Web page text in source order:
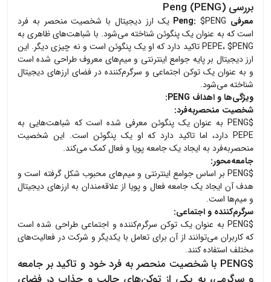
بررسی Peng (PENG)
معرفی Peng:
$PENG یک ارز دیجیتال با شخصیت منحصر به فرد
است که به عنوان یک پنگوئن شناخته می‌شود. با شباهت‌های ظاهری به
PEPE، $PENG تاکید دارد که او یک پنگوئن است و نه چیزی دیگر. این
ارز دیجیتال بر پایه جوامع اینترنتی و میم‌های معروف طراحی شده است
و به عنوان یک توکن اجتماعی و سرگرم‌کننده در فضای ارزهای دیجیتال
شناخته می‌شود.
ویژگی‌ها و اهداف PENG:
شخصیت منحصربه‌فرد:
$PENG به عنوان یک پنگوئن معرفی شده است که شباهت‌هایی به
PEPE دارد، اما تاکید دارد که او یک پنگوئن است. این شخصیت
منحصربه‌فرد به ایجاد یک جامعه پویا و فعال کمک می‌کند.
جامعه‌محور:
$PENG بر اساس جوامع اینترنتی و میم‌های محبوب شکل گرفته است و
هدف آن ایجاد یک جامعه فعال و پویا از علاقه‌مندان به ارزهای دیجیتال
و میم‌ها است.
سرگرم‌کننده و اجتماعی:
$PENG به عنوان یک توکن سرگرم‌کننده و اجتماعی طراحی شده است
که کاربران می‌توانند از آن برای تعامل با یکدیگر و شرکت در فعالیت‌های
مختلف استفاده کنند.
$PENG با شخصیت منحصر به فرد خود و تاکید بر جامعه